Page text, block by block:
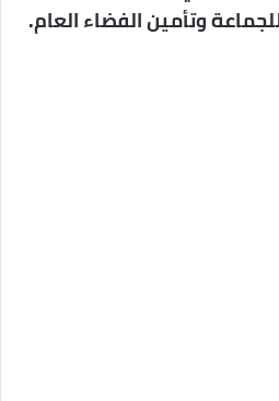
وتأمين الفضاء العام.